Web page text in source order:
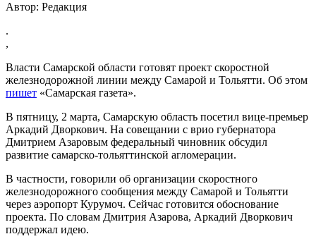
Автор: Редакция
.
,
Власти Самарской области готовят проект скоростной
железнодорожной линии между Самарой и Тольятти. Об этом
пишет «Самарская газета».
В пятницу, 2 марта, Самарскую область посетил вице-премьер
Аркадий Дворкович. На совещании с врио губернатора
Дмитрием Азаровым федеральный чиновник обсудил
развитие самарско-тольяттинской агломерации.
В частности, говорили об организации скоростного
железнодорожного сообщения между Самарой и Тольятти
через аэропорт Курумоч. Сейчас готовится обоснование
проекта. По словам Дмитрия Азарова, Аркадий Дворкович
поддержал идею.